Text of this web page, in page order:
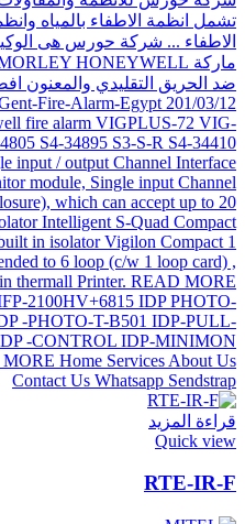
قراءة المزيد
Quick view
RTE-IR-F